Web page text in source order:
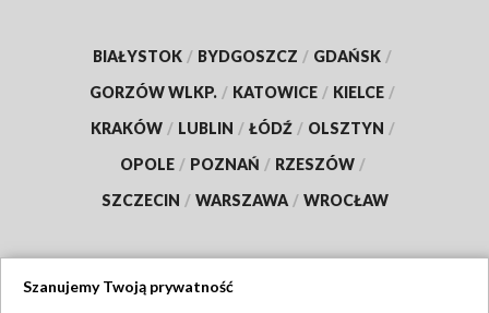
BIAŁYSTOK / BYDGOSZCZ / GDAŃSK /
GORZÓW WLKP. / KATOWICE / KIELCE /
KRAKÓW / LUBLIN / ŁÓDŹ / OLSZTYN /
OPOLE / POZNAŃ / RZESZÓW /
SZCZECIN / WARSZAWA / WROCŁAW
Szanujemy Twoją prywatność